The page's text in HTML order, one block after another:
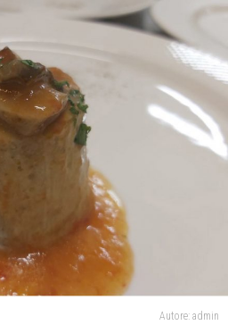
Autore: admin